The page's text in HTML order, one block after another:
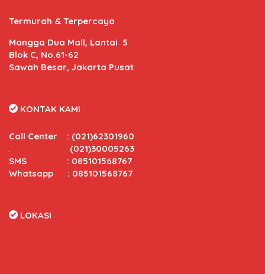
Termurah & Terpercaya
Mangga Dua Mall, Lantai 5
Blok C, No.61-62
Sawah Besar, Jakarta Pusat
KONTAK KAMI
Call Center : (021)62301960
. (021)30005263
SMS : 085101568767
Whatsapp : 085101568767
LOKASI